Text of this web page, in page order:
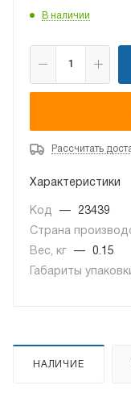
В наличии
Рассчитать
Характеристики
Код —
23439
Страна
Вес, кг
—
0.15
Габариты
НАЛИЧИЕ